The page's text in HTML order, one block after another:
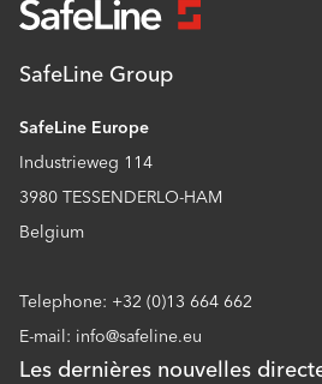
SafeLine Group
SafeLine Europe
Industrieweg 114
3980 TESSENDERLO-HAM
Belgium
Telephone: +32 (0)13 664 662
E-mail: info@safeline.eu
Les dernières nouvelles